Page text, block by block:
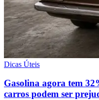
Dicas Úteis
Gasolina agora tem
carros podem ser